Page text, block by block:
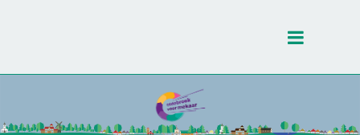
Toggle